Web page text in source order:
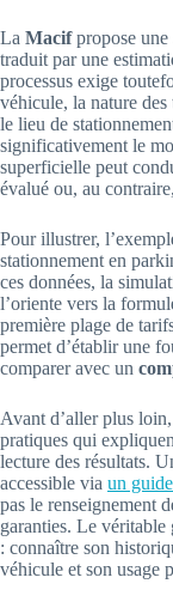
La Macifpropose une
traduit par une
processus exige
véhicule, la nature
le lieu de
significativement le
superficielle peut
évalué ou, au
Pour illustrer,
stationnement en
ces données, la
l’oriente vers la
première plage de
permet d’établir une
comparer avec un
Avant d’aller plus
pratiques qui
lecture des résultats.
accessible via un
pas le renseignement
garanties. Le véritable
: connaître son
véhicule et son usage